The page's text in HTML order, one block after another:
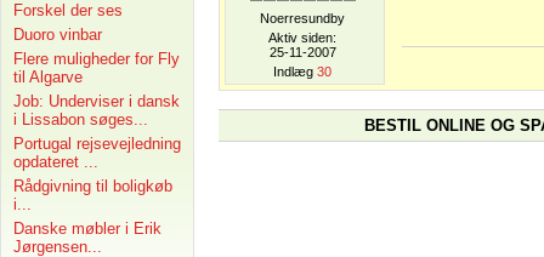
Forskel der ses
Duoro vinbar
Flere muligheder for Fly
til Algarve
Job: Underviser i dansk
i Lissabon søges...
Portugal rejsevejledning
opdateret ...
Rådgivning til boligkøb
i...
Danske møbler i Erik
Jørgensen...
Noerresundby
Aktiv siden:
25-11-2007
Indlæg 30
BESTIL ONLINE OG